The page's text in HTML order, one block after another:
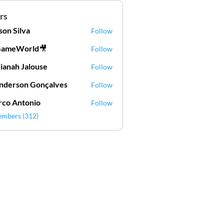
Silva Follow
Follow
Jalouse
Jalouse Follow
Gonçalves
Gonçalves Follow
Antonio
Follow
(312)